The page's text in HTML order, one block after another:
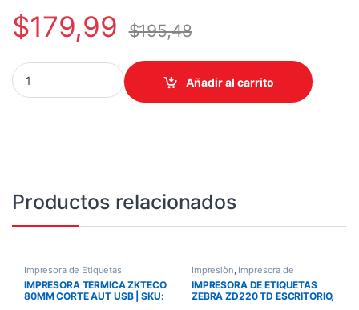
$179,99 $195,48
IMPRESORA DE ETIQUETAS 3NSTAR ESCRITORIO LTT214 TT
Añadir al carrito
Productos relacionados
Impresora de Etiquetas
IMPRESORA TÉRMICA ZKTECO
80MM CORTE AUT USB | SKU:
Impresiòn, Impresora de
Etiquetas
IMPRESORA DE ETIQUETAS
ZEBRA ZD220 TD ESCRITORIO,